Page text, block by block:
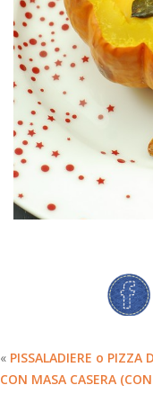
« PISSALADIERE o PIZZA
CON MASA CASERA